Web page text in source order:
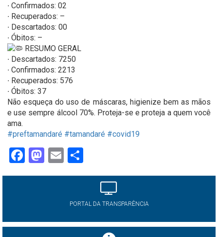
∙ Confirmados: 02
∙ Recuperados: –
∙ Descartados: 00
∙ Óbitos: –
RESUMO GERAL
∙ Descartados: 7250
∙ Confirmados: 2213
∙ Recuperados: 576
∙ Óbitos: 37
Não esqueça do uso de máscaras, higienize bem as mãos
e use sempre álcool 70%. Proteja-se e proteja a quem você
ama.
#preftamandaré #tamandaré #covid19
Facebook
Mastodon
Email
PORTAL DA TRANSPARÊNCIA